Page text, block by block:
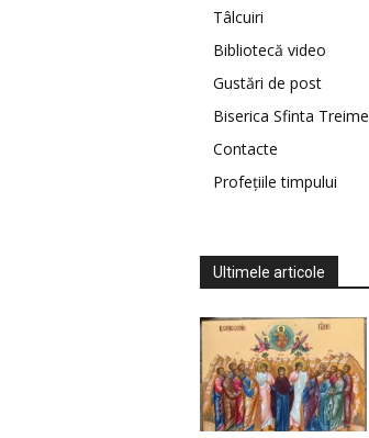
Tâlcuiri
Bibliotecă video
Gustări de post
Biserica Sfinta Treime
Contacte
Profețiile timpului
Ultimele articole